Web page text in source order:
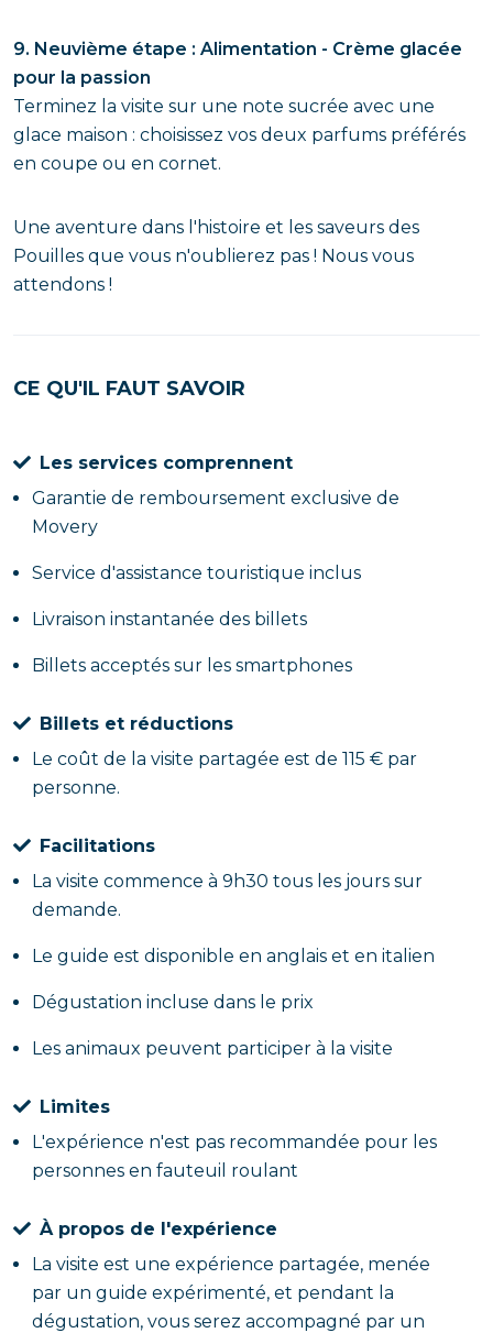
9. Neuvième étape : Alimentation - Crème glacée
pour la passion
Terminez la visite sur une note sucrée avec une
glace maison : choisissez vos deux parfums préférés
en coupe ou en cornet.
Une aventure dans l'histoire et les saveurs des
Pouilles que vous n'oublierez pas ! Nous vous
attendons !
CE QU'IL FAUT SAVOIR
Les services comprennent
Garantie de remboursement exclusive de
Movery
Service d'assistance touristique inclus
Livraison instantanée des billets
Billets acceptés sur les smartphones
Billets et réductions
Le coût de la visite partagée est de 115 € par
personne.
Facilitations
La visite commence à 9h30 tous les jours sur
demande.
Le guide est disponible en anglais et en italien
Dégustation incluse dans le prix
Les animaux peuvent participer à la visite
Limites
L'expérience n'est pas recommandée pour les
personnes en fauteuil roulant
À propos de l'expérience
La visite est une expérience partagée, menée
par un guide expérimenté, et pendant la
dégustation, vous serez accompagné par un